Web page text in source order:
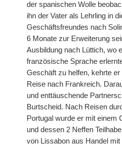
der spanischen Wolle
ihn der Vater als Lehrling in
Geschäftsfreundes nach
6 Monate zur Erweiterung
Ausbildung nach Lüttich, wo
französische Sprache
Geschäft zu helfen, kehrte
Reise nach Frankreich.
und enttäuschende
Burtscheid. Nach Reisen
Portugal wurde er mit einem
und dessen 2 Neffen
von Lissabon aus Handel